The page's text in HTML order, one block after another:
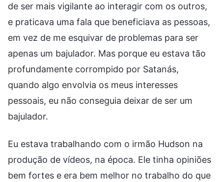
de ser mais vigilante ao interagir com os outros,
e praticava uma fala que beneficiava as pessoas,
em vez de me esquivar de problemas para ser
apenas um bajulador. Mas porque eu estava tão
profundamente corrompido por Satanás,
quando algo envolvia os meus interesses
pessoais, eu não conseguia deixar de ser um
bajulador.
Eu estava trabalhando com o irmão Hudson na
produção de vídeos, na época. Ele tinha opiniões
bem fortes e era bem melhor no trabalho do que